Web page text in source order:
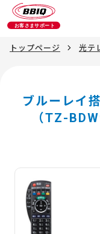
トップページ 光テ
ブルーレイ
（TZ-